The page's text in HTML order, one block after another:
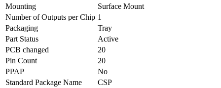
Mounting
Surface Mount
Number of Outputs per Chip 1
Packaging
Tray
Part Status
Active
PCB changed
20
Pin Count
20
PPAP
No
Standard Package Name
CSP